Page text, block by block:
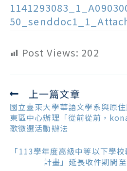
Post Views: 202
Read
more
articles
上一篇文章
國立臺東大學華語文學系與原
東區中心辦理「從前從前，
歌徵選活動辦法
「113學年度高級中等以下學
計畫」延長收件期間